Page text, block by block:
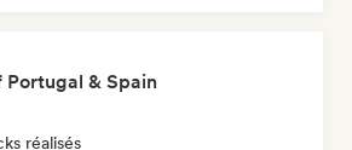
Portugal & Spain
réalisés